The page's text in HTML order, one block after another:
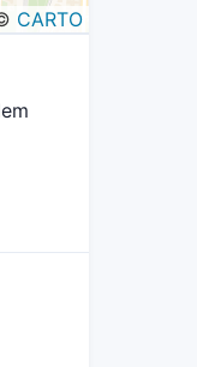
CARTO